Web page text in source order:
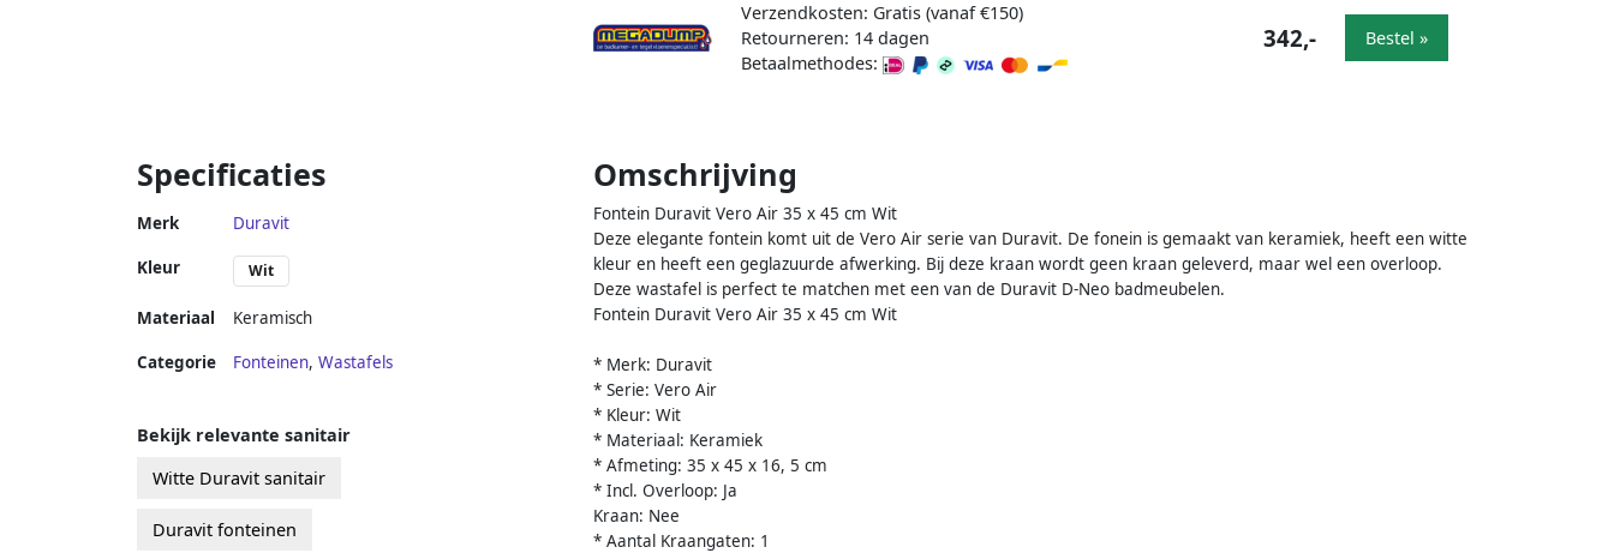
Verzendkosten: Gratis (vanaf €150)
Retourneren: 14 dagen
Betaalmethodes:
342,- Bestel »
Specificaties
Merk Duravit
Kleur Wit
Materiaal Keramisch
Categorie Fonteinen, Wastafels
Omschrijving
Fontein Duravit Vero Air 35 x 45 cm Wit
Deze elegante fontein komt uit de Vero Air serie van Duravit. De fonein is gemaakt van keramiek, heeft een witte
kleur en heeft een geglazuurde afwerking. Bij deze kraan wordt geen kraan geleverd, maar wel een overloop.
Deze wastafel is perfect te matchen met een van de Duravit D-Neo badmeubelen.
Fontein Duravit Vero Air 35 x 45 cm Wit
* Merk: Duravit
* Serie: Vero Air
* Kleur: Wit
* Materiaal: Keramiek
* Afmeting: 35 x 45 x 16, 5 cm
* Incl. Overloop: Ja
Kraan: Nee
* Aantal Kraangaten: 1
Bekijk relevante sanitair
Witte Duravit sanitair
Duravit fonteinen